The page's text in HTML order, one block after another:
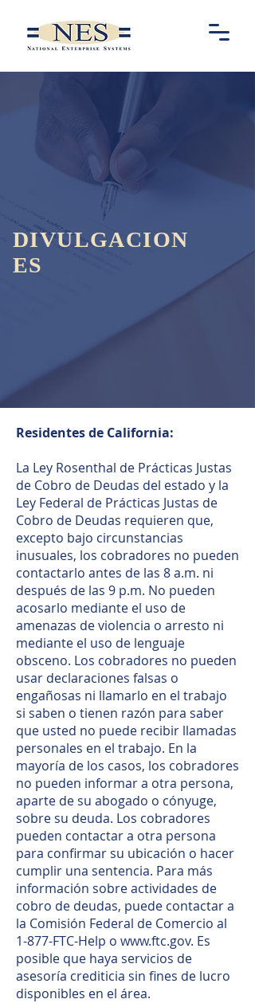
DIVULGACION
ES
Residentes de California:
La Ley Rosenthal de Prácticas Justas
de Cobro de Deudas del estado y la
Ley Federal de Prácticas Justas de
Cobro de Deudas requieren que,
excepto bajo circunstancias
inusuales, los cobradores no pueden
contactarlo antes de las 8 a.m. ni
después de las 9 p.m. No pueden
acosarlo mediante el uso de
amenazas de violencia o arresto ni
mediante el uso de lenguaje
obsceno. Los cobradores no pueden
usar declaraciones falsas o
engañosas ni llamarlo en el trabajo
si saben o tienen razón para saber
que usted no puede recibir llamadas
personales en el trabajo. En la
mayoría de los casos, los cobradores
no pueden informar a otra persona,
aparte de su abogado o cónyuge,
sobre su deuda. Los cobradores
pueden contactar a otra persona
para confirmar su ubicación o hacer
cumplir una sentencia. Para más
información sobre actividades de
cobro de deudas, puede contactar a
la Comisión Federal de Comercio al
1-877-FTC-Help o www.ftc.gov. Es
posible que haya servicios de
asesoría crediticia sin fines de lucro
disponibles en el área.